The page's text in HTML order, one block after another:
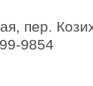
пер.
9854